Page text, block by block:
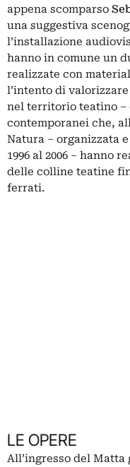
appena scomparso
una suggestiva
l’installazione
hanno in comune un
realizzate con
l’intento di
nel territorio teatino –
contemporanei che,
Natura – organizzata
1996 al 2006 – hanno
delle colline teatine
ferrati.
LE OPERE
All’ingresso del